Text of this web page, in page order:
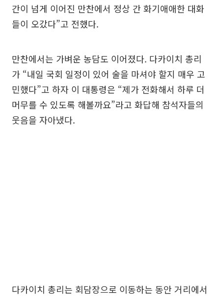
간이 넘게 이어진 만찬에서 정상 간 화기애애한 대화
들이 오갔다”고 전했다.
만찬에서는 가벼운 농담도 이어졌다. 다카이치 총리
가 “내일 국회 일정이 있어 술을 마셔야 할지 매우 고
민했다”고 하자 이 대통령은 “제가 전화해서 하루 더
머무를 수 있도록 해볼까요”라고 화답해 참석자들의
웃음을 자아냈다.
다카이치 총리는 회담장으로 이동하는 동안 거리에서